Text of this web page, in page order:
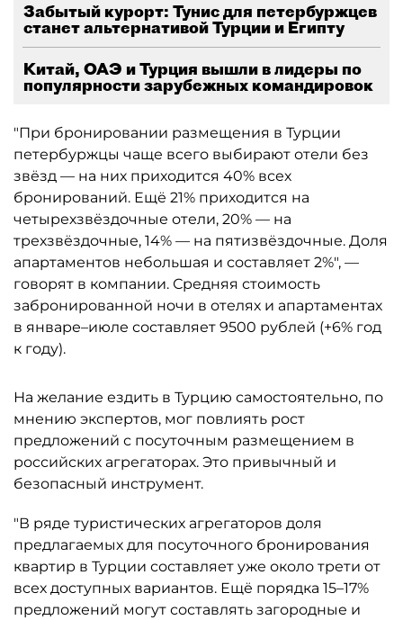
Забытый курорт: Тунис для петербуржцев
станет альтернативой Турции и Египту
Китай, ОАЭ и Турция вышли в лидеры по
популярности зарубежных командировок
"При бронировании размещения в Турции
петербуржцы чаще всего выбирают отели без
звёзд — на них приходится 40% всех
бронирований. Ещё 21% приходится на
четырехзвёздочные отели, 20% — на
трехзвёздочные, 14% — на пятизвёздочные. Доля
апартаментов небольшая и составляет 2%", —
говорят в компании. Средняя стоимость
забронированной ночи в отелях и апартаментах
в январе–июле составляет 9500 рублей (+6% год
к году).
На желание ездить в Турцию самостоятельно, по
мнению экспертов, мог повлиять рост
предложений с посуточным размещением в
российских агрегаторах. Это привычный и
безопасный инструмент.
"В ряде туристических агрегаторов доля
предлагаемых для посуточного бронирования
квартир в Турции составляет уже около трети от
всех доступных вариантов. Ещё порядка 15–17%
предложений могут составлять загородные и